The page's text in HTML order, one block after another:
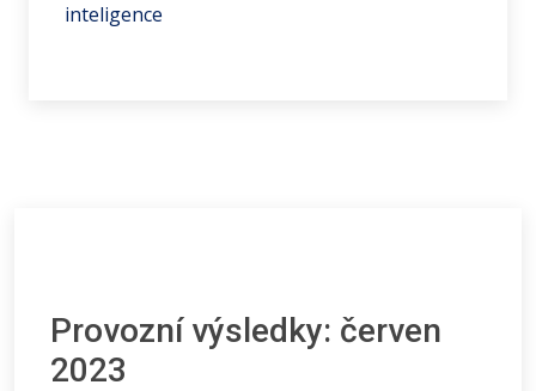
inteligence
Provozní výsledky: červen
2023